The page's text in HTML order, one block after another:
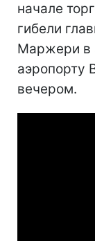
начале
гибели
Маржери в
аэропорту
вечером.